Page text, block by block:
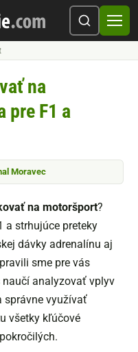
na
pre F1 a
Moravec
na motoršport?
a strhujúce preteky
dávky adrenalínu aj
sme pre vás
naučí analyzovať vplyv
správne využívať
všetky kľúčové